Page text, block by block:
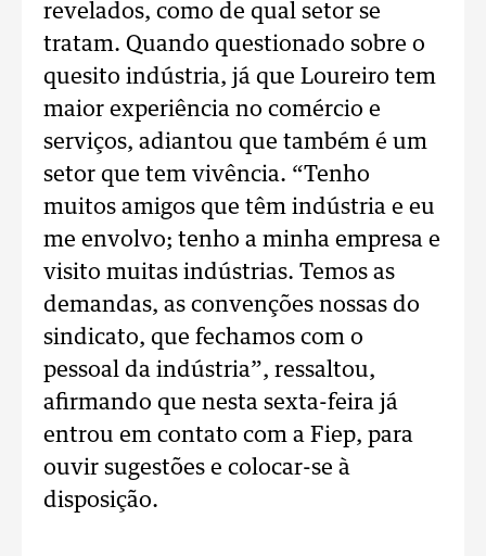
revelados, como de qual setor se
tratam. Quando questionado sobre o
quesito indústria, já que Loureiro tem
maior experiência no comércio e
serviços, adiantou que também é um
setor que tem vivência. “Tenho
muitos amigos que têm indústria e eu
me envolvo; tenho a minha empresa e
visito muitas indústrias. Temos as
demandas, as convenções nossas do
sindicato, que fechamos com o
pessoal da indústria”, ressaltou,
afirmando que nesta sexta-feira já
entrou em contato com a Fiep, para
ouvir sugestões e colocar-se à
disposição.